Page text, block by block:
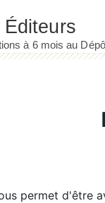
permet d'être